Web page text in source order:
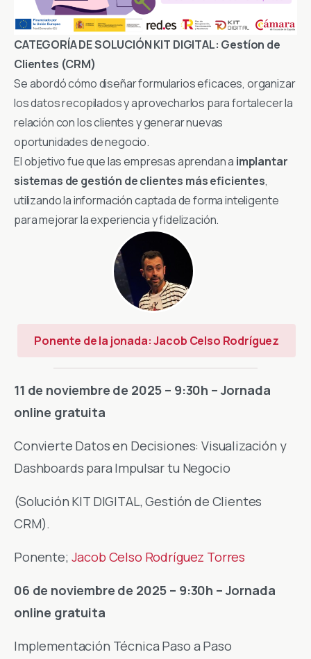
CATEGORÍA DE SOLUCIÓN KIT DIGITAL: Gestíon de
Clientes (CRM)
Se abordó cómo diseñar formularios eficaces, organizar
los datos recopilados y aprovecharlos para fortalecer la
relación con los clientes y generar nuevas
oportunidades de negocio.
El objetivo fue que las empresas aprendan a implantar
sistemas de gestión de clientes más eficientes,
utilizando la información captada de forma inteligente
para mejorar la experiencia y fidelización.
Ponente de la jonada: Jacob Celso Rodríguez
11 de noviembre de 2025 – 9:30h – Jornada
online gratuita
Convierte Datos en Decisiones: Visualización y
Dashboards para Impulsar tu Negocio
(Solución KIT DIGITAL, Gestión de Clientes
CRM).
Ponente; Jacob Celso Rodríguez Torres
06 de noviembre de 2025 – 9:30h – Jornada
online gratuita
Implementación Técnica Paso a Paso